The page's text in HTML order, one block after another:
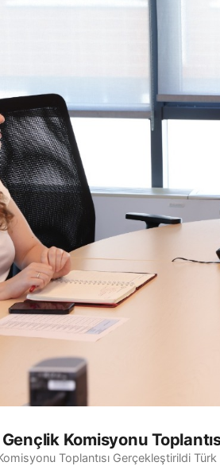
Gençlik Komisyonu
Toplantısı Gerçekleştirildi